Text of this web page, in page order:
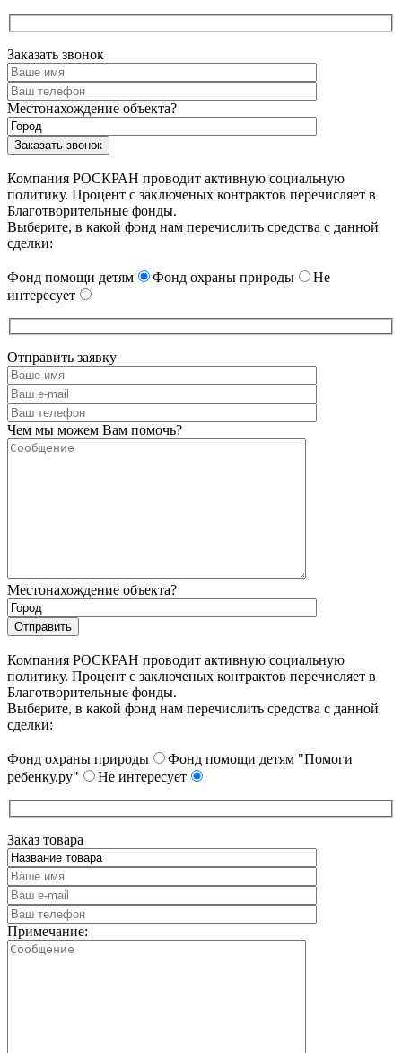
Заказать звонок
Местонахождение объекта?
Компания РОСКРАН проводит активную социальную
политику. Процент с заключеных контрактов перечисляет в
Благотворительные фонды.
Выберите, в какой фонд нам перечислить средства с данной
сделки:
Фонд помощи детям Фонд охраны природы
Не
интересует
Отправить заявку
Чем мы можем Вам помочь?
Местонахождение объекта?
Компания РОСКРАН проводит активную социальную
политику. Процент с заключеных контрактов перечисляет в
Благотворительные фонды.
Выберите, в какой фонд нам перечислить средства с данной
сделки:
Фонд охраны природы
Фонд помощи детям "Помоги
ребенку.ру"
Не интересует
Заказ товара
Примечание: